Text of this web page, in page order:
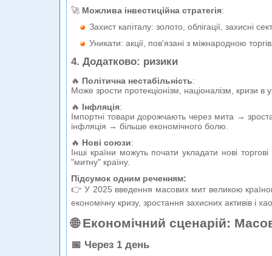
🚀 Можлива інвестиційна стратегія:
Захист капіталу: золото, облігації, захисні
Уникати: акції, пов'язані з міжнародною
4. Додатково: ризики
🔥 Політична нестабільність:
Може зрости протекціонізм, націоналізм, кризи в
🔥 Інфляція:
Імпортні товари дорожчають через мита →
інфляція → більше економічного болю.
🔥 Нові союзи:
Інші країни можуть почати укладати нові
"митну" країну.
Підсумок одним реченням:
👉 У 2025 введення масових мит великою
економічну кризу, зростання захисних активів і
🌐 Економічний сценарій:
📅 Через 1 день